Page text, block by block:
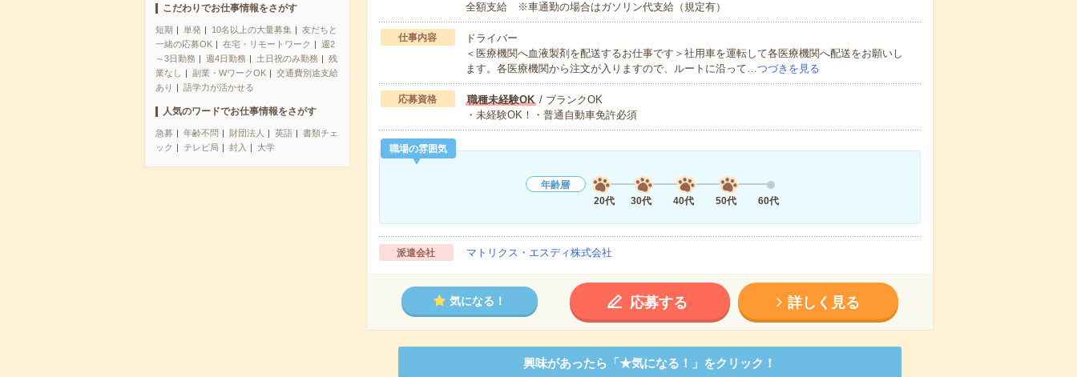
こだわりでお仕事情報をさがす
短期 単発 10名以上の大量募集
友だちと
一緒の応募OK
在宅・リモートワーク
週2
～3日勤務
週4日勤務 土日祝のみ勤務
残
業なし
副業・WワークOK
交通費別途支給
あり
語学力が活かせる
人気のワードでお仕事情報をさがす
急募 年齢不問 財団法人 英語
書類チェ
ック
テレビ局 封入 大学
全額支給 ※車通勤の場合はガソリン代支給（規定有）
仕事内容
ドライバー
＜医療機関へ血液製剤を配送するお仕事です＞社用車を運転して各医療機関へ配送をお願いし
ます。各医療機関から注文が入りますので、ルートに沿って…つづきを見る
応募資格 職種未経験OK/ ブランクOK
・未経験OK！・普通自動車免許必須
職場の雰囲気
年齢層
20代
30代 40代 50代 60代
派遣会社 マトリクス・エスディ株式会社
気になる！ 応募する 詳しく見る
興味があったら「★気になる！」をクリック！